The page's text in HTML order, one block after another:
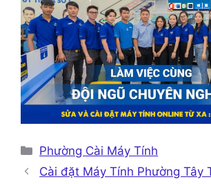
Danh
mục
Phường Cài Máy Tính
Cài đặt Máy Tính Phường Tây